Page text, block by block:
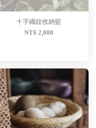
十字織紋收納籃
NT$ 2,000